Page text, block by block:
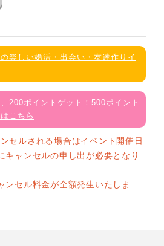
楽しい婚活・出会い・友達作りイ
200ポイントゲット！500ポイント
こちら
セルされる場合はイベント開催日
キャンセルの申し出が必要となり
ンセル料金が全額発生いたしま